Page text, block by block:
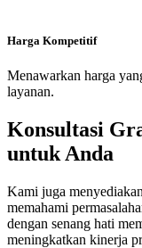
Harga Kompetitif
Menawarkan harga
layanan.
Konsultasi
untuk Anda
Kami juga
memahami
dengan senang hati
meningkatkan kinerja